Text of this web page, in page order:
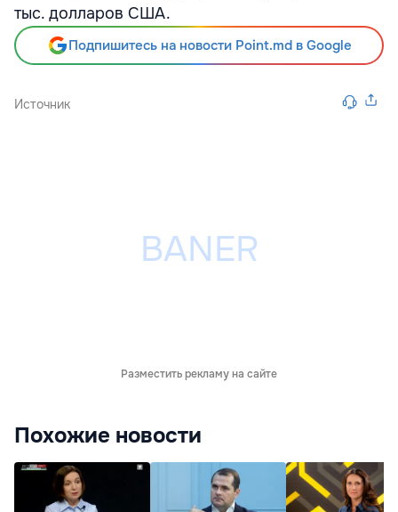
тыс. долларов США.
Подпишитесь на новости Point.md в Google
Источник
Разместить рекламу на сайте
Похожие новости